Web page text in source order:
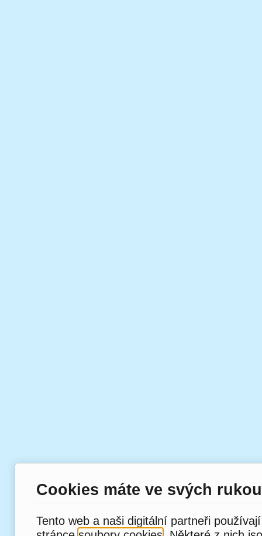
Cookies máte ve svých rukou
Tento web a naši digitální partneři